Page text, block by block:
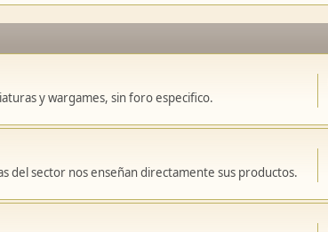
y wargames, sin foro especifico.
del sector nos enseñan directamente sus productos.